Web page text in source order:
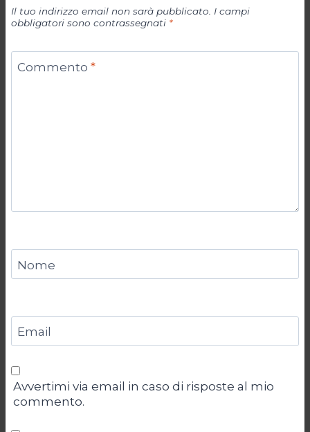
Il tuo indirizzo email non sarà pubblicato. I campi
obbligatori sono contrassegnati *
Commento *
Nome
Email
Avvertimi via email in caso di risposte al mio
commento.